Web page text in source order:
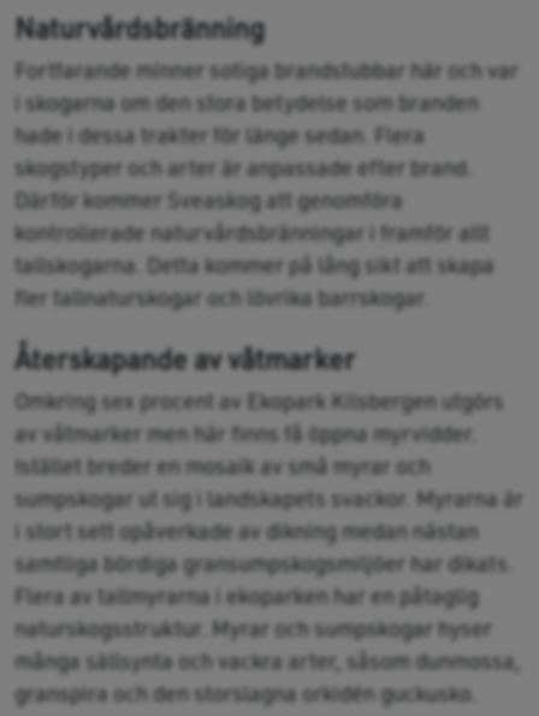
Naturvårdsbränning
Fortfarande minner sotiga brandstubbar här och var
i skogarna om den stora betydelse som branden
hade i dessa trakter för länge sedan. Flera
skogstyper och arter är anpassade efter brand.
Därför kommer Sveaskog att genomföra
kontrollerade naturvårdsbränningar i framför allt
tallskogarna. Detta kommer på lång sikt att skapa
fler tallnaturskogar och lövrika barrskogar.
Återskapande av våtmarker
Omkring sex procent av Ekopark Kilsbergen utgörs
av våtmarker men här finns få öppna myrvidder.
Istället breder en mosaik av små myrar och
sumpskogar ut sig i landskapets svackor. Myrarna är
i stort sett opåverkade av dikning medan nästan
samtliga bördiga gransumpskogsmiljöer har dikats.
Flera av tallmyrarna i ekoparken har en påtaglig
naturskogsstruktur. Myrar och sumpskogar hyser
många sällsynta och vackra arter, såsom dunmossa,
granspira och den storslagna orkidén guckusko.